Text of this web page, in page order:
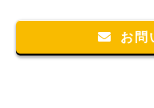
お問